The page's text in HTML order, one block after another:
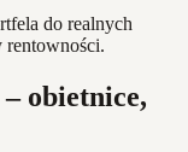
do realnych
rentowności.
obietnice,